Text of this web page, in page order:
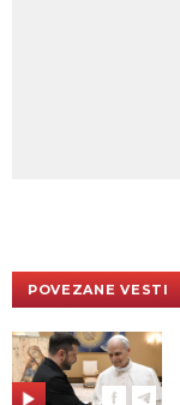
POVEZANE VESTI